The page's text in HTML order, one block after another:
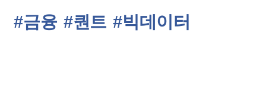
#금융 #퀀트 #빅데이터